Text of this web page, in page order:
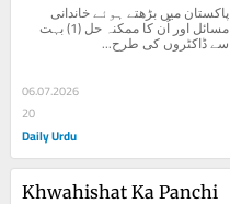
سے ڈاکٹروں کی طرح...
06.07.2026
20
Daily Urdu
Khwahishat Ka Panchi